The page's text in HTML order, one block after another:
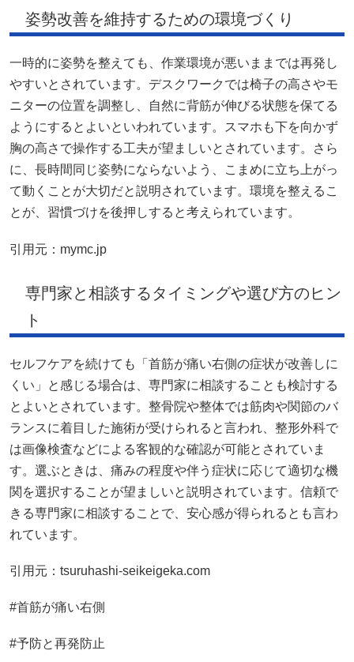
姿勢改善を維持するための環境づくり
一時的に姿勢を整えても、作業環境が悪いままでは再発し
やすいとされています。デスクワークでは椅子の高さやモ
ニターの位置を調整し、自然に背筋が伸びる状態を保てる
ようにするとよいといわれています。スマホも下を向かず
胸の高さで操作する工夫が望ましいとされています。さら
に、長時間同じ姿勢にならないよう、こまめに立ち上がっ
て動くことが大切だと説明されています。環境を整えるこ
とが、習慣づけを後押しすると考えられています。
引用元： mymc.jp
専門家と相談するタイミングや選び方のヒン
ト
セルフケアを続けても「首筋が痛い右側の症状が改善しに
くい」と感じる場合は、専門家に相談することも検討する
とよいとされています。整骨院や整体では筋肉や関節のバ
ランスに着目した施術が受けられると言われ、整形外科で
は画像検査などによる客観的な確認が可能とされていま
す。選ぶときは、痛みの程度や伴う症状に応じて適切な機
関を選択することが望ましいと説明されています。信頼で
きる専門家に相談することで、安心感が得られるとも言わ
れています。
引用元： tsuruhashi-seikeigeka.com
#首筋が痛い右側
#予防と再発防止